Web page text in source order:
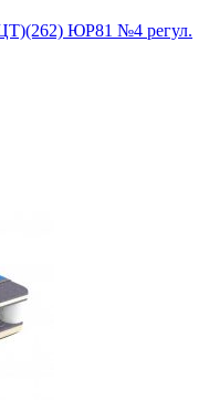
ЮР81 №4 регул.